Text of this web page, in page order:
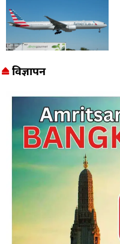
विज्ञापन